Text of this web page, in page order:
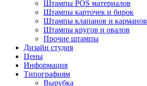
Штампы POS материалов
Штампы карточек и бирок
Штампы клапанов и карманов
Штампы кругов и овалов
Прочие штампы
Дизайн студия
Цены
Информация
Типографиям
Вырубка